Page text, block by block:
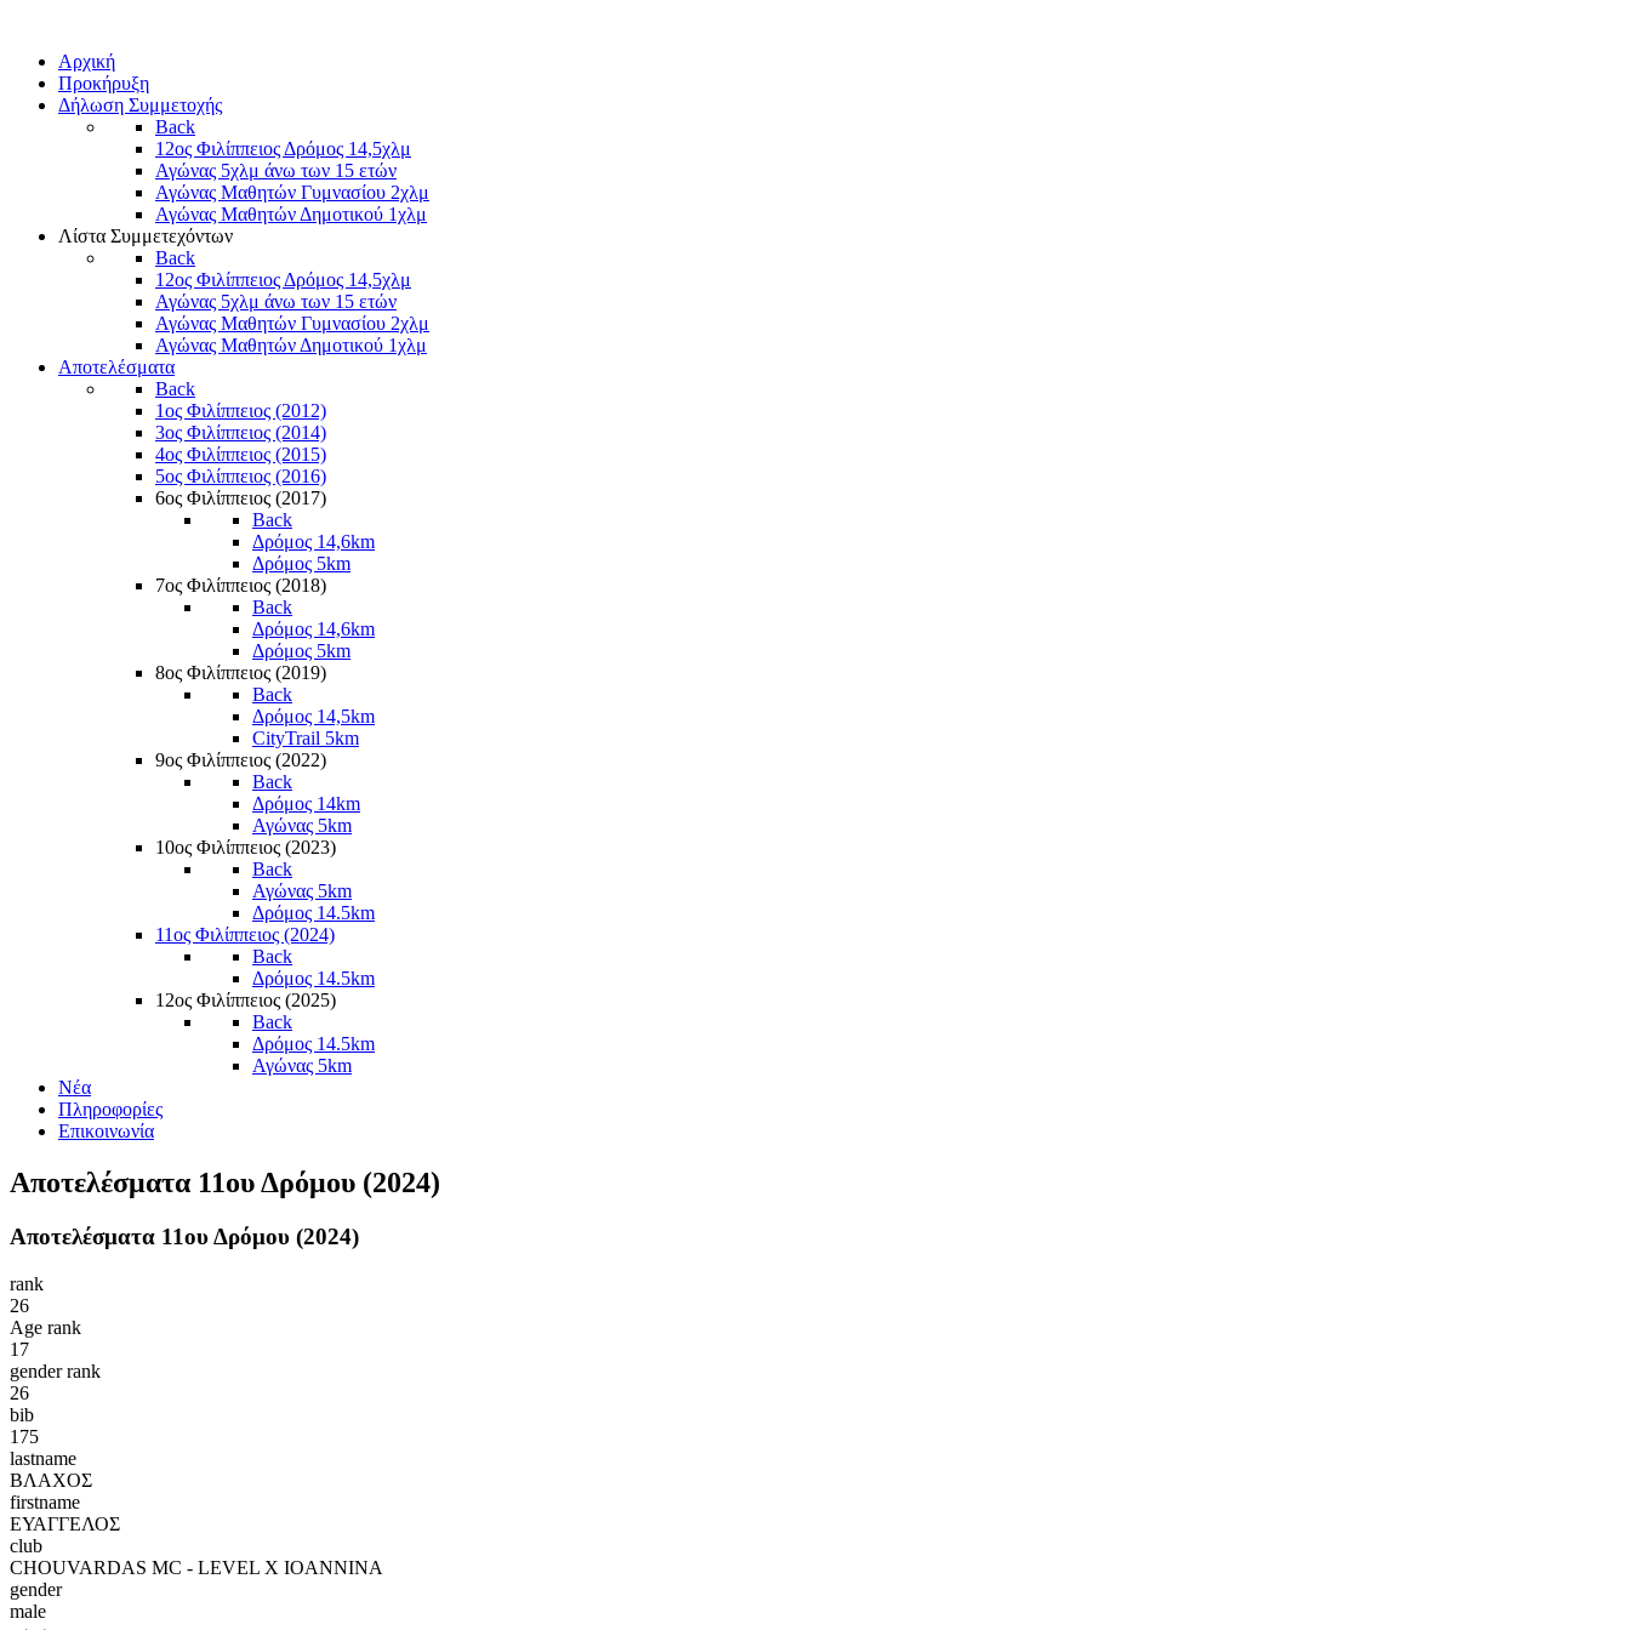
Αρχική
Προκήρυξη
Δήλωση Συμμετοχής
Back
12ος Φιλίππειος Δρόμος 14,5χλμ
Αγώνας 5χλμ άνω των 15 ετών
Αγώνας Μαθητών Γυμνασίου 2χλμ
Αγώνας Μαθητών Δημοτικού 1χλμ
Λίστα Συμμετεχόντων
Back
12ος Φιλίππειος Δρόμος 14,5χλμ
Αγώνας 5χλμ άνω των 15 ετών
Αγώνας Μαθητών Γυμνασίου 2χλμ
Αγώνας Μαθητών Δημοτικού 1χλμ
Αποτελέσματα
Back
1ος Φιλίππειος (2012)
3ος Φιλίππειος (2014)
4ος Φιλίππειος (2015)
5ος Φιλίππειος (2016)
6ος Φιλίππειος (2017)
Back
Δρόμος 14,6km
Δρόμος 5km
7ος Φιλίππειος (2018)
Back
Δρόμος 14,6km
Δρόμος 5km
8ος Φιλίππειος (2019)
Back
Δρόμος 14,5km
CityTrail 5km
9ος Φιλίππειος (2022)
Back
Δρόμος 14km
Αγώνας 5km
10ος Φιλίππειος (2023)
Back
Αγώνας 5km
Δρόμος 14.5km
11ος Φιλίππειος (2024)
Back
Δρόμος 14.5km
12ος Φιλίππειος (2025)
Back
Δρόμος 14.5km
Αγώνας 5km
Νέα
Πληροφορίες
Επικοινωνία
Αποτελέσματα 11ου Δρόμου (2024)
Αποτελέσματα 11ου Δρόμου (2024)
rank
26
Age rank
17
gender rank
26
bib
175
lastname
ΒΛΑΧΟΣ
firstname
ΕΥΑΓΓΕΛΟΣ
club
CHOUVARDAS MC - LEVEL X IOANNINA
gender
male